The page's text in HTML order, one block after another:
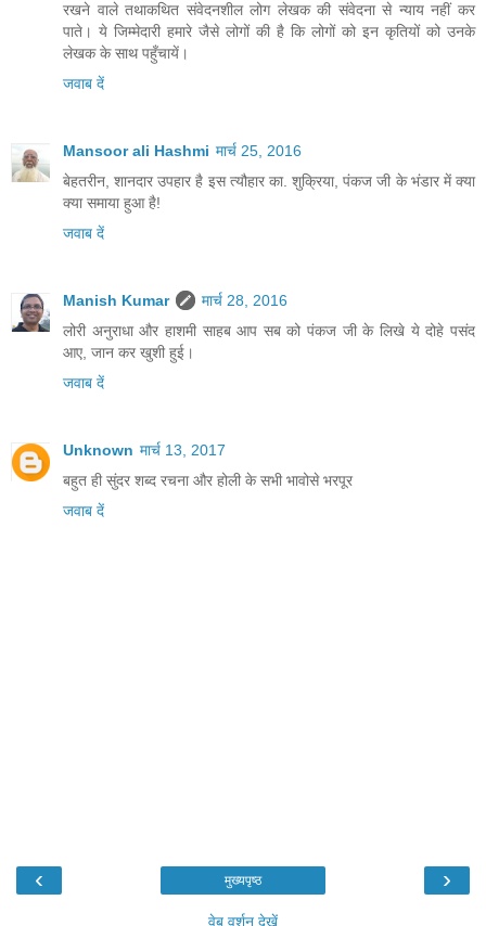
रखने वाले तथाकथित संवेदनशील लोग लेखक की संवेदना से न्याय नहीं कर
पाते। ये जिम्मेदारी हमारे जैसे लोगों की है कि लोगों को इन कृतियों को उनके
लेखक के साथ पहुँचायें।
जवाब दें
Mansoor ali Hashmi मार्च 25, 2016
बेहतरीन, शानदार उपहार है इस त्यौहार का. शुक्रिया, पंकज जी के भंडार में क्या
क्या समाया हुआ है!
जवाब दें
Manish Kumar
मार्च 28, 2016
लोरी अनुराधा और हाशमी साहब आप सब को पंकज जी के लिखे ये दोहे पसंद
आए, जान कर खुशी हुई।
जवाब दें
Unknown मार्च 13, 2017
बहुत ही सुंदर शब्द रचना और होली के सभी भावोसे भरपूर
जवाब दें
‹ ›
मुख्यपृष्ठ
वेब वर्शन देखें